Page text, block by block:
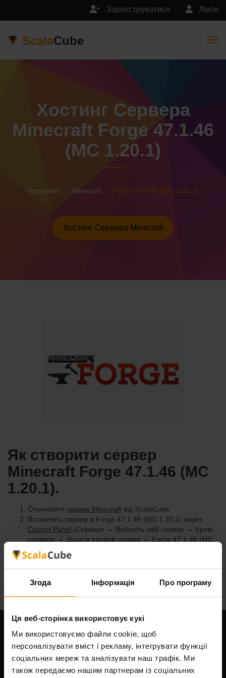
Згода Інформація Про програму
Ця веб-сторінка використовує кукі
Ми використовуємо файли cookie, щоб
персоналізувати вміст і рекламу, інтегрувати функції
соціальних мереж та аналізувати наш трафік. Ми
також передаємо нашим партнерам із соціальних
Логін
Зареєструватися
ScalaCube
Хостинг Сервера
Minecraft Forge 47.1.46
(MC 1.20.1)
Програми Minecraft Forge 47.1.46 (MC 1.20.1)
Хостинг Сервера Minecraft
Як створити сервер
Minecraft Forge 47.1.46 (MC
1.20.1).
Отримайте сервер Minecraft від ScalaCube
Встановіть сервер a Forge 47.1.46 (MC 1.20.1) через
Control Panel (Сервери → Виберіть свій сервер → Ігрові
сервери → Додати ігровий сервер → Forge 47.1.46 (MC
1.20.1))
Насолоджуйтесь грою на сервері!
Наша компанія